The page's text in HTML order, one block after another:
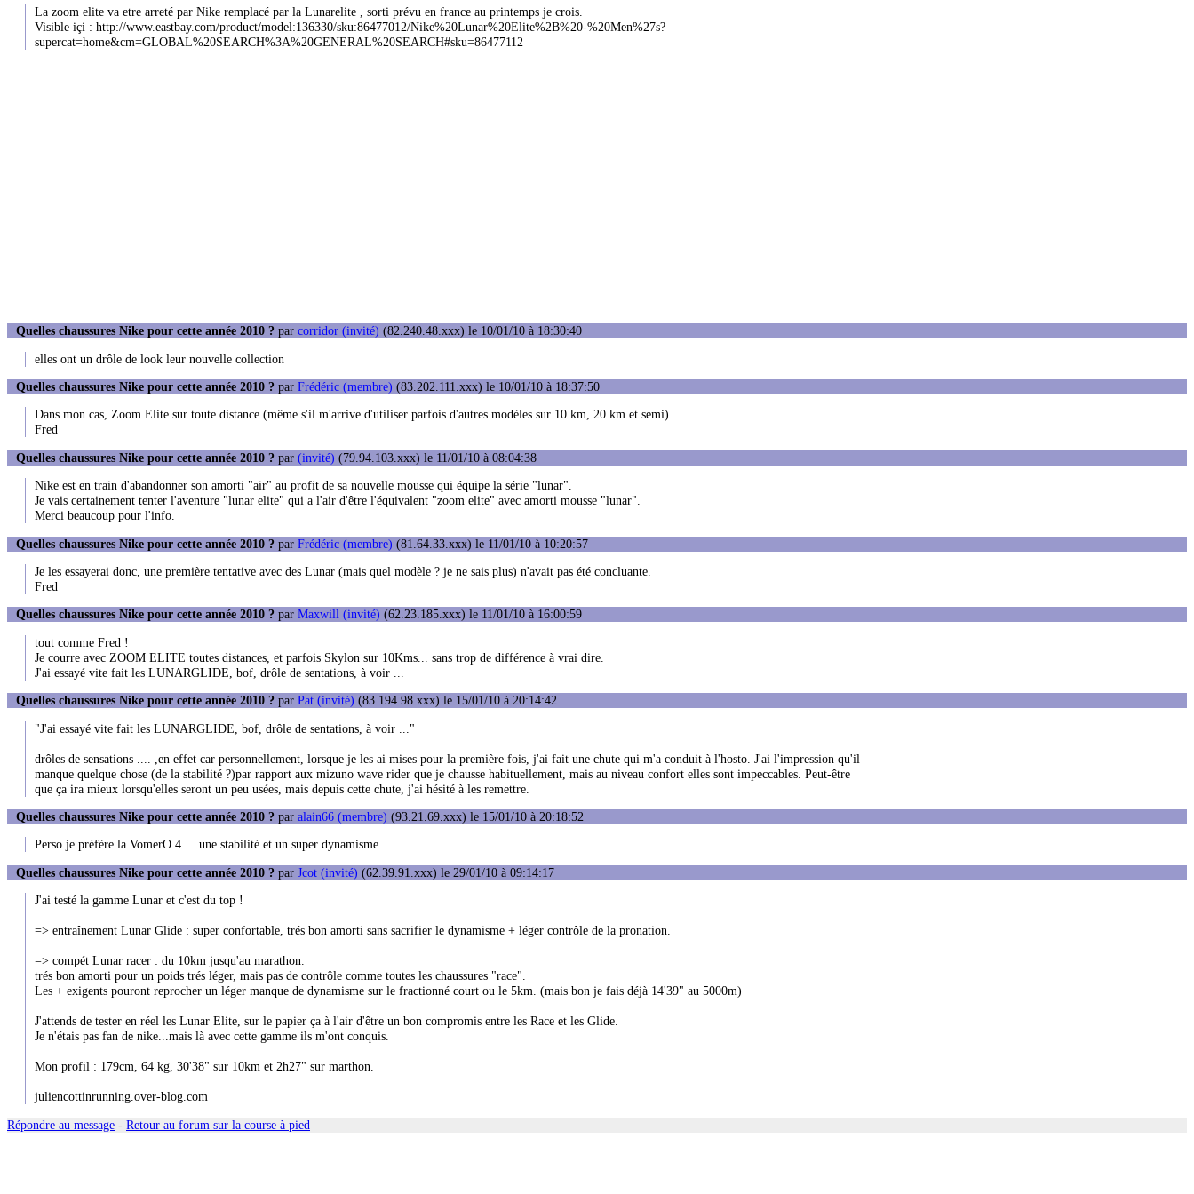
La zoom elite va etre arreté par Nike remplacé par la Lunarelite , sorti prévu en france au printemps je crois.
Visible içi : http://www.eastbay.com/product/model:136330/sku:86477012/Nike%20Lunar%20Elite%2B%20-%20Men%27s?
supercat=home&cm=GLOBAL%20SEARCH%3A%20GENERAL%20SEARCH#sku=86477112
Quelles chaussures Nike pour cette année 2010 ? par corridor (invité) (82.240.48.xxx) le 10/01/10 à 18:30:40
elles ont un drôle de look leur nouvelle collection
Quelles chaussures Nike pour cette année 2010 ? par Frédéric (membre) (83.202.111.xxx) le 10/01/10 à 18:37:50
Dans mon cas, Zoom Elite sur toute distance (même s'il m'arrive d'utiliser parfois d'autres modèles sur 10 km, 20 km et semi).
Fred
Quelles chaussures Nike pour cette année 2010 ? par (invité) (79.94.103.xxx) le 11/01/10 à 08:04:38
Nike est en train d'abandonner son amorti "air" au profit de sa nouvelle mousse qui équipe la série "lunar".
Je vais certainement tenter l'aventure "lunar elite" qui a l'air d'être l'équivalent "zoom elite" avec amorti mousse "lunar".
Merci beaucoup pour l'info.
Quelles chaussures Nike pour cette année 2010 ? par Frédéric (membre) (81.64.33.xxx) le 11/01/10 à 10:20:57
Je les essayerai donc, une première tentative avec des Lunar (mais quel modèle ? je ne sais plus) n'avait pas été concluante.
Fred
Quelles chaussures Nike pour cette année 2010 ? par Maxwill (invité) (62.23.185.xxx) le 11/01/10 à 16:00:59
tout comme Fred !
Je courre avec ZOOM ELITE toutes distances, et parfois Skylon sur 10Kms... sans trop de différence à vrai dire.
J'ai essayé vite fait les LUNARGLIDE, bof, drôle de sentations, à voir ...
Quelles chaussures Nike pour cette année 2010 ? par Pat (invité) (83.194.98.xxx) le 15/01/10 à 20:14:42
"J'ai essayé vite fait les LUNARGLIDE, bof, drôle de sentations, à voir ..."
drôles de sensations .... ,en effet car personnellement, lorsque je les ai mises pour la première fois, j'ai fait une chute qui m'a conduit à l'hosto. J'ai l'impression qu'il
manque quelque chose (de la stabilité ?)par rapport aux mizuno wave rider que je chausse habituellement, mais au niveau confort elles sont impeccables. Peut-être
que ça ira mieux lorsqu'elles seront un peu usées, mais depuis cette chute, j'ai hésité à les remettre.
Quelles chaussures Nike pour cette année 2010 ? par alain66 (membre) (93.21.69.xxx) le 15/01/10 à 20:18:52
Perso je préfère la VomerO 4 ... une stabilité et un super dynamisme..
Quelles chaussures Nike pour cette année 2010 ? par Jcot (invité) (62.39.91.xxx) le 29/01/10 à 09:14:17
J'ai testé la gamme Lunar et c'est du top !
=> entraînement Lunar Glide : super confortable, trés bon amorti sans sacrifier le dynamisme + léger contrôle de la pronation.
=> compét Lunar racer : du 10km jusqu'au marathon.
trés bon amorti pour un poids trés léger, mais pas de contrôle comme toutes les chaussures "race".
Les + exigents pouront reprocher un léger manque de dynamisme sur le fractionné court ou le 5km. (mais bon je fais déjà 14'39" au 5000m)
J'attends de tester en réel les Lunar Elite, sur le papier ça à l'air d'être un bon compromis entre les Race et les Glide.
Je n'étais pas fan de nike...mais là avec cette gamme ils m'ont conquis.
Mon profil : 179cm, 64 kg, 30'38" sur 10km et 2h27" sur marthon.
juliencottinrunning.over-blog.com
Répondre au message - Retour au forum sur la course à pied